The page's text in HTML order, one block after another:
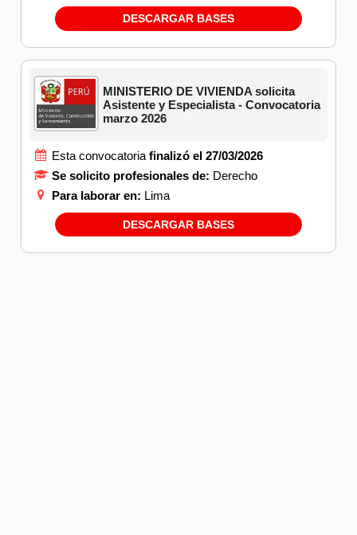
DESCARGAR BASES
MINISTERIO DE VIVIENDA solicita
Asistente y Especialista - Convocatoria
marzo 2026
Esta convocatoria finalizó el 27/03/2026
Se solicito profesionales de: Derecho
Para laborar en: Lima
DESCARGAR BASES